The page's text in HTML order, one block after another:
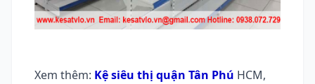
Xem thêm: Kệ siêu thị quận Tân Phú HCM,